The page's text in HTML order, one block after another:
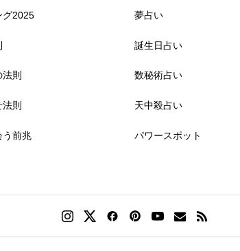
グ2025
則
則
う前兆
夢占い
誕生日占い
数秘術占い
天中殺占い
パワースポット